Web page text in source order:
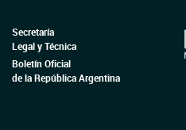
Secretaría
Legal y Técnica
Boletín Oficial
de la República Argentina